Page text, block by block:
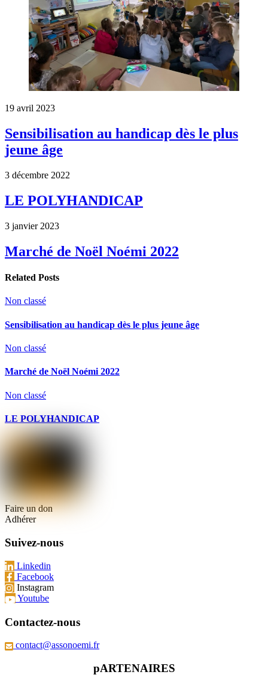
19 avril 2023
Sensibilisation au handicap dès le plus
jeune âge
3 décembre 2022
LE POLYHANDICAP
3 janvier 2023
Marché de Noël Noémi 2022
Related Posts
Non classé
Sensibilisation au handicap dès le plus jeune âge
Non classé
Marché de Noël Noémi 2022
Non classé
LE POLYHANDICAP
Faire un don
Adhérer
Suivez-nous
Linkedin
Facebook
Instagram
Youtube
Contactez-nous
contact@assonoemi.fr
pARTENAIRES